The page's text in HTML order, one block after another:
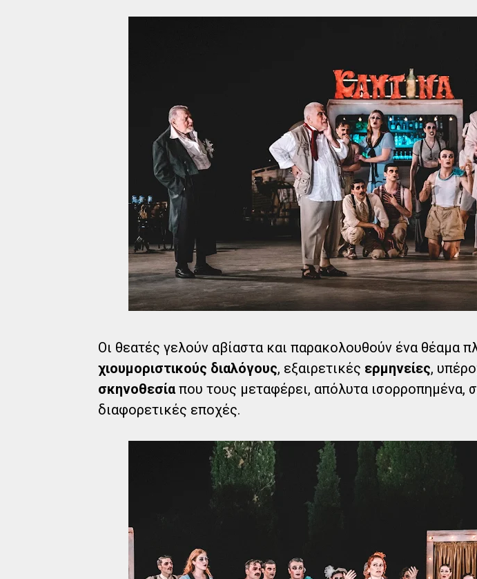
Οι θεατές γελούν αβίαστα και παρακολουθούν ένα θέαμα
χιουμοριστικούς διαλόγους, εξαιρετικές ερμηνείες,
σκηνοθεσία που τους μεταφέρει, απόλυτα ισορροπημένα,
διαφορετικές εποχές.